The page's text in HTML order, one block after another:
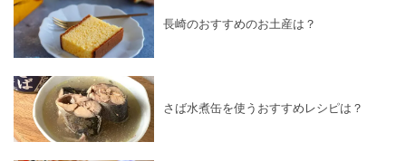
長崎のおすすめのお土産は？
さば水煮缶を使うおすすめレシピは？